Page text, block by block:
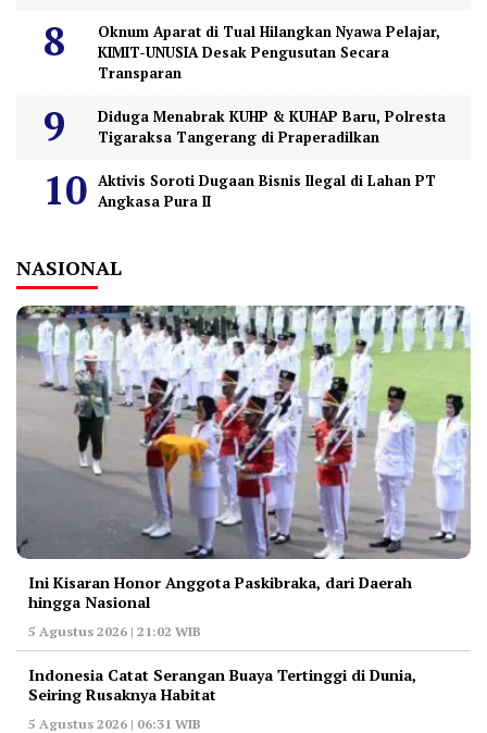
Oknum Aparat di Tual Hilangkan Nyawa Pelajar,
KIMIT-UNUSIA Desak Pengusutan Secara
Transparan
Diduga Menabrak KUHP & KUHAP Baru, Polresta
Tigaraksa Tangerang di Praperadilkan
Aktivis Soroti Dugaan Bisnis Ilegal di Lahan PT
Angkasa Pura II
NASIONAL
Ini Kisaran Honor Anggota Paskibraka, dari Daerah
hingga Nasional
5 Agustus 2026 | 21:02 WIB
Indonesia Catat Serangan Buaya Tertinggi di Dunia,
Seiring Rusaknya Habitat
5 Agustus 2026 | 06:31 WIB